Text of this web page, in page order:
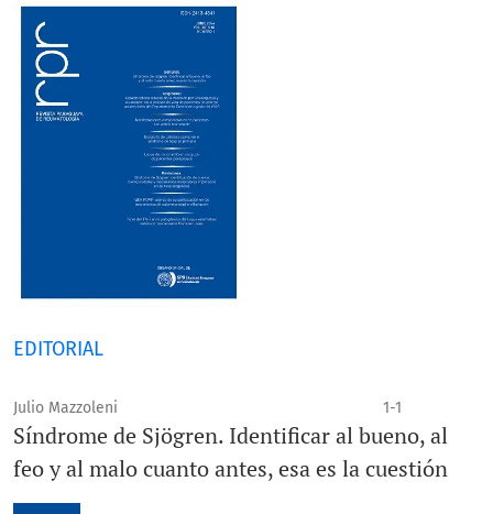
EDITORIAL
Julio Mazzoleni 1-1
Síndrome de Sjögren. Identificar al bueno, al
feo y al malo cuanto antes, esa es la cuestión